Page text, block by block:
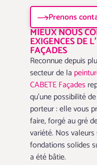
Prenons
MIEUX NOUS
EXIGENCES DE
FAÇADES
Reconnue depuis
secteur de la
CABETE Façades
qu’une possibilité
porteur : elle vous
faire, forgé au gré
variété. Nos
fondations solides
a été bâtie.